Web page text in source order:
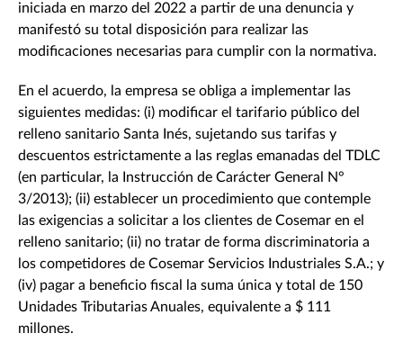
iniciada en marzo del 2022 a partir de una denuncia y
manifestó su total disposición para realizar las
modificaciones necesarias para cumplir con la normativa.
En el acuerdo, la empresa se obliga a implementar las
siguientes medidas: (i) modificar el tarifario público del
relleno sanitario Santa Inés, sujetando sus tarifas y
descuentos estrictamente a las reglas emanadas del TDLC
(en particular, la Instrucción de Carácter General N°
3/2013); (ii) establecer un procedimiento que contemple
las exigencias a solicitar a los clientes de Cosemar en el
relleno sanitario; (ii) no tratar de forma discriminatoria a
los competidores de Cosemar Servicios Industriales S.A.; y
(iv) pagar a beneficio fiscal la suma única y total de 150
Unidades Tributarias Anuales, equivalente a $ 111
millones.